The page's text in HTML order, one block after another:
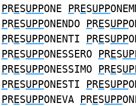
PRESUPPONE PRESUPP
PRESUPPONENDO PRESUPP
PRESUPPONENTI PRESUPP
PRESUPPONESSERO PRES
PRESUPPONESSIMO PRES
PRESUPPONESTI PRESUPP
PRESUPPONEVA PRESUPP